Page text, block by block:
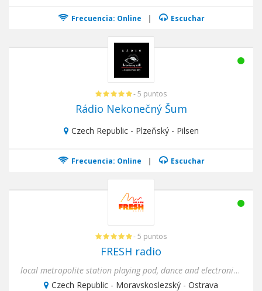
Frecuencia: Online | Escuchar
- 5 puntos
Rádio Nekonečný Šum
Czech Republic - Plzeňský - Pilsen
Frecuencia: Online | Escuchar
- 5 puntos
FRESH radio
local metropolite station playing pod, dance and electronical music
Czech Republic - Moravskoslezský - Ostrava